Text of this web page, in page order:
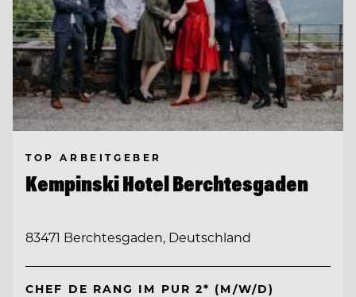
TOP ARBEITGEBER
Kempinski Hotel Berchtesgaden
83471 Berchtesgaden, Deutschland
CHEF DE RANG IM PUR 2* (M/W/D)